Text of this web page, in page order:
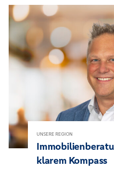
UNSERE REGION
klarem Kompass